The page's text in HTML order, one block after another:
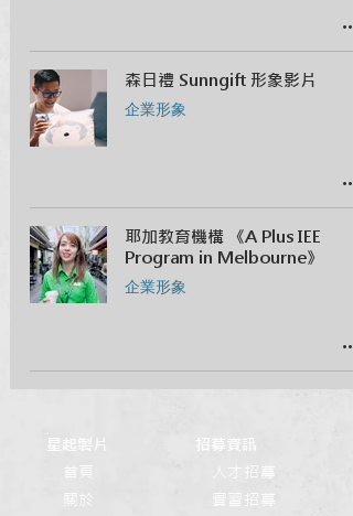
森日禮 Sunngift 形象影片
企業形象
耶加教育機構 《A Plus IEE
Program in Melbourne》
企業形象
​星起製片
首頁
關於
​招募資訊
人才招募
實習招募